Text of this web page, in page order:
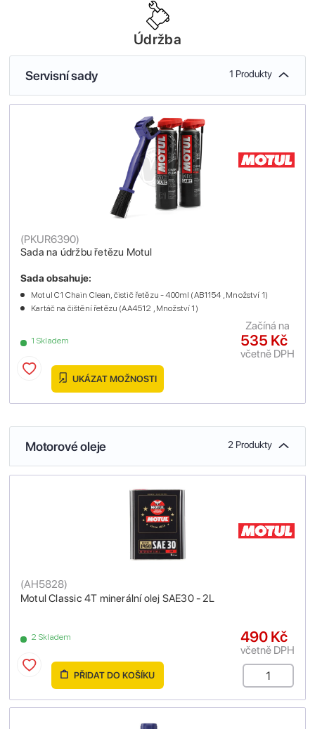
Údržba
Servisní sady 1 Produkty
Sada na údržbu řetězu Motul
(PKUR6390)
1 Skladem
Sada obsahuje:
Motul C1 Chain Clean, čistič řetězu - 400ml (AB1154 , Množství 1)
Kartáč na čištění řetězu (AA4512 , Množství 1)
535 Kč
včetně DPH
Začíná na
UKÁZAT MOŽNOSTI
Motorové oleje 2 Produkty
Motul Classic 4T minerální olej SAE30 - 2L
(AH5828)
2 Skladem 490 Kč
včetně DPH
PŘIDAT DO KOŠÍKU